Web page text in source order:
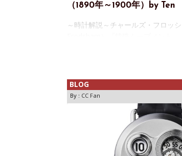
（1890年～1900年）by Ten
～時計解説～チャールズ・フロッ
by TEN初めまして。TENと申しま
BLOG
By : CC Fan